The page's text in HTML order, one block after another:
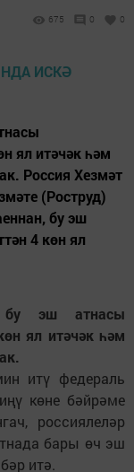
675 0 0
ял итәчәк һәм
Россия Хезмәт
(Роструд)
бу эш
4 көн ял
бу эш атнасы
ял итәчәк һәм
итү федераль
көне бәйрәме
россиялеләр
бары өч эш
итә.